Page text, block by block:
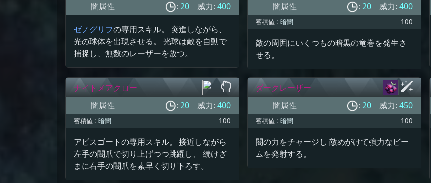
闇属性
: 20 威力: 400
ゼノグリフの専用スキル。 突進しながら、
光の球体を出現させる。 光球は敵を自動で
捕捉し、無数のレーザーを放つ。
闇属性
: 20 威力: 400
蓄積値 : 暗闇 100
敵の周囲にいくつもの暗黒の竜巻を発生さ
せる。
ナイトメアクロー
闇属性
: 20 威力: 400
蓄積値 : 暗闇 100
アビスゴートの専用スキル。 接近しながら
左手の闇爪で切り上げつつ跳躍し、 続けざ
まに右手の闇爪を素早く切り下ろす。
ダークレーザー
闇属性
: 20 威力: 450
蓄積値 : 暗闇 100
闇の力をチャージし 敵めがけて強力なビー
ムを発射する。